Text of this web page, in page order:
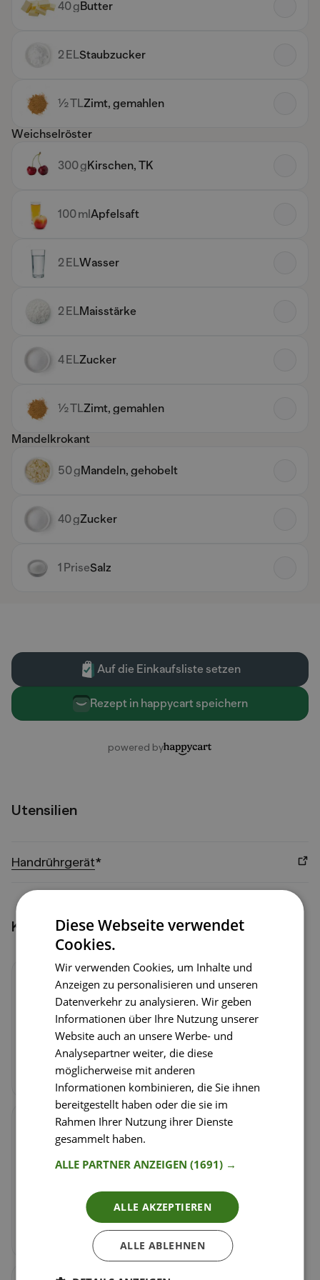
Utensilien
Handrührgerät*
Kochschritte
Schritt 1/9
Für den Weichselröster, Weichseln mit
Apfelsaft, Zucker und Zimt aufkochen und für
ca. 10 Minuten köcheln lassen. Stärke mit Wasser
verquirlen, sodass keine Klumpen entstehen und
einrühren. Alles weitere 2-3 Minuten köcheln
lassen und beiseite stellen.
Schritt2/9
Währenddessen, für die Mandeln ein Blech mit
Backpapier vorbereiten. In einer beschichteten
lassen und Mandelblätter hinzufügen und rühren
bis alle Blättchen vom Zucker überzogen sind.
Sofort auf dem Backblech verteilen und
auskühlen lassen.
Diese Webseite verwendet
Cookies.
Wir verwenden Cookies, um Inhalte und
Anzeigen zu personalisieren und unseren
Datenverkehr zu analysieren. Wir geben
Informationen über Ihre Nutzung unserer
Website auch an unsere Werbe- und
Analysepartner weiter, die diese
möglicherweise mit anderen
Informationen kombinieren, die Sie ihnen
bereitgestellt haben oder die sie im
Rahmen Ihrer Nutzung ihrer Dienste
gesammelt haben.
ALLE PARTNER ANZEIGEN(1691) →
ALLE AKZEPTIEREN
ALLE ABLEHNEN